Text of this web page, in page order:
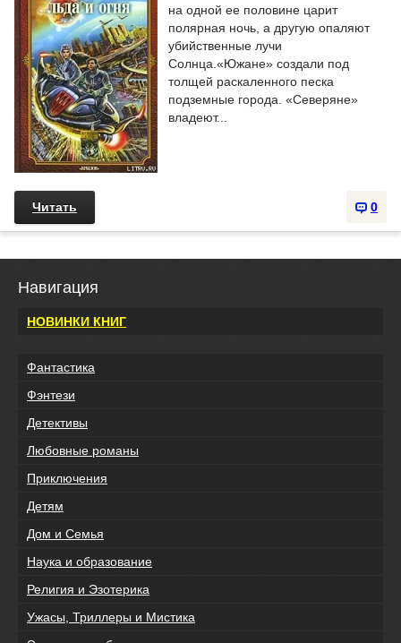
на одной ее половине царит
полярная ночь, а другую опаляют
убийственные лучи
Солнца.«Южане» создали под
толщей раскаленного песка
подземные города. «Северяне»
владеют...
0
Читать
Навигация
НОВИНКИ КНИГ
Фантастика
Фэнтези
Детективы
Любовные романы
Приключения
Детям
Дом и Семья
Наука и образование
Религия и Эзотерика
Ужасы, Триллеры и Мистика